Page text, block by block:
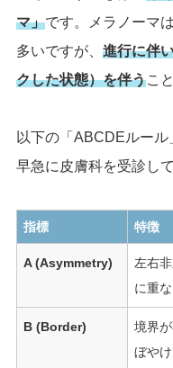
マ」です。メラノーマ
多いですが、 進行に伴
クした状態）を伴うこ
以下の「ABCDEルー
早急に皮膚科を受診し
指標 特徴
A (Asymmetry)
左右
に重な
B (Border)
境界
ぼやけ